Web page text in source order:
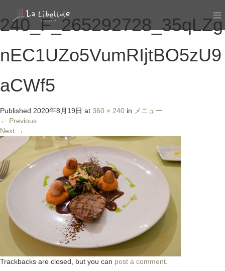
240_F_265292728_35qLZg
nEC1UZo5VumRIjtBO5zU9
aCWf5
Published 2020年8月19日 at 360 × 240 in メニュー
← Previous
Next →
Trackbacks are closed, but you can post a comment